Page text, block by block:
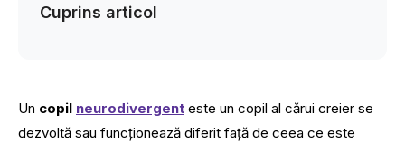
Cuprins articol
Un copil neurodivergent este un copil al cărui creier se
dezvoltă sau funcționează diferit față de ceea ce este